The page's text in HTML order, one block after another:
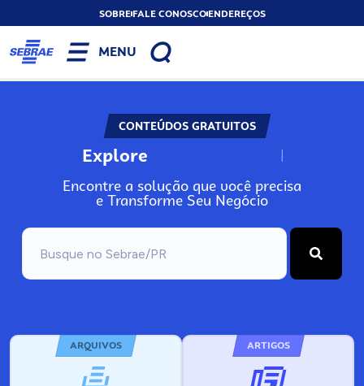
SOBREFALE CONOSCOENDEREÇOS
MENU
CONTEÚDOS GRATUITOS
Explore N
Encontre a solução que você precisa
e Transforme Seu Negócio
ARQUIVOS ARTIGOS